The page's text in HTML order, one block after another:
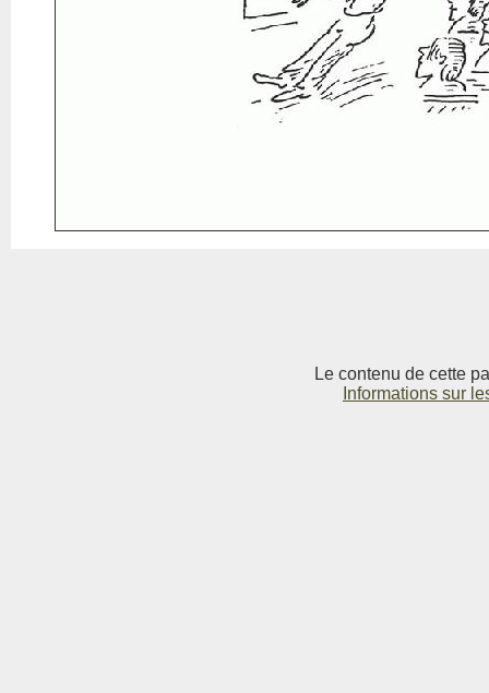
Le contenu de cette
Informations sur